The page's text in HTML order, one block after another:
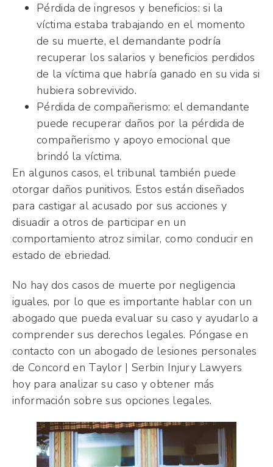
Pérdida de ingresos y beneficios: si la
víctima estaba trabajando en el momento
de su muerte, el demandante podría
recuperar los salarios y beneficios perdidos
de la víctima que habría ganado en su vida si
hubiera sobrevivido.
Pérdida de compañerismo: el demandante
puede recuperar daños por la pérdida de
compañerismo y apoyo emocional que
brindó la víctima.
En algunos casos, el tribunal también puede
otorgar daños punitivos. Estos están diseñados
para castigar al acusado por sus acciones y
disuadir a otros de participar en un
comportamiento atroz similar, como conducir en
estado de ebriedad.
No hay dos casos de muerte por negligencia
iguales, por lo que es importante hablar con un
abogado que pueda evaluar su caso y ayudarlo a
comprender sus derechos legales. Póngase en
contacto con un abogado de lesiones personales
de Concord en Taylor | Serbin Injury Lawyers
hoy para analizar su caso y obtener más
información sobre sus opciones legales.